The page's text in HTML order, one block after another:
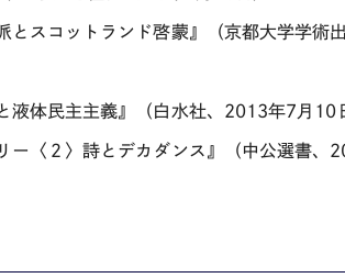
とスコットランド啓蒙』（京都大学学術
体民主主義』（白水社、2013年7月10
ー〈２〉詩とデカダンス』（中公選書、